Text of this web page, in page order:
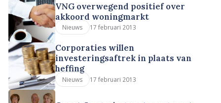
VNG overwegend positief over
akkoord woningmarkt
Nieuws 17 februari 2013
Corporaties willen
investeringsaftrek in plaats van
heffing
Nieuws 17 februari 2013